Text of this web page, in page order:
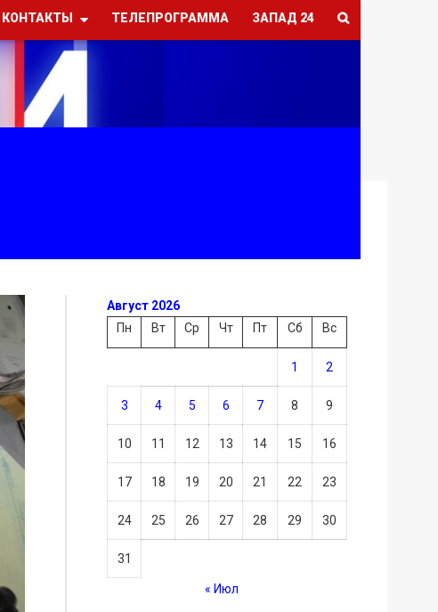
КОНТАКТЫ ТЕЛЕПРОГРАММА ЗАПАД 24
Август 2026
Пн
Вт Ср Чт Пт Сб Вс
1 2
3 4 5 6 7 8 9
10 11 12 13 14 15 16
17 18 19 20 21 22 23
24 25 26 27 28 29 30
31
« Июл